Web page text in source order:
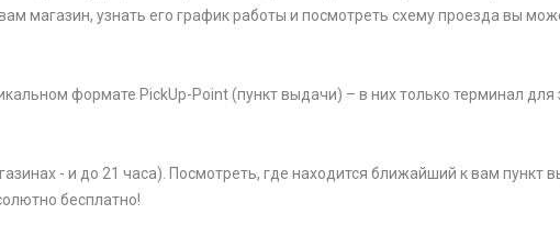
магазин, узнать его график работы и посмотреть схему проезда вы
формате PickUp-Point (пункт выдачи) – в них только терминал для
- и до 21 часа). Посмотреть, где находится ближайший к вам
бесплатно!